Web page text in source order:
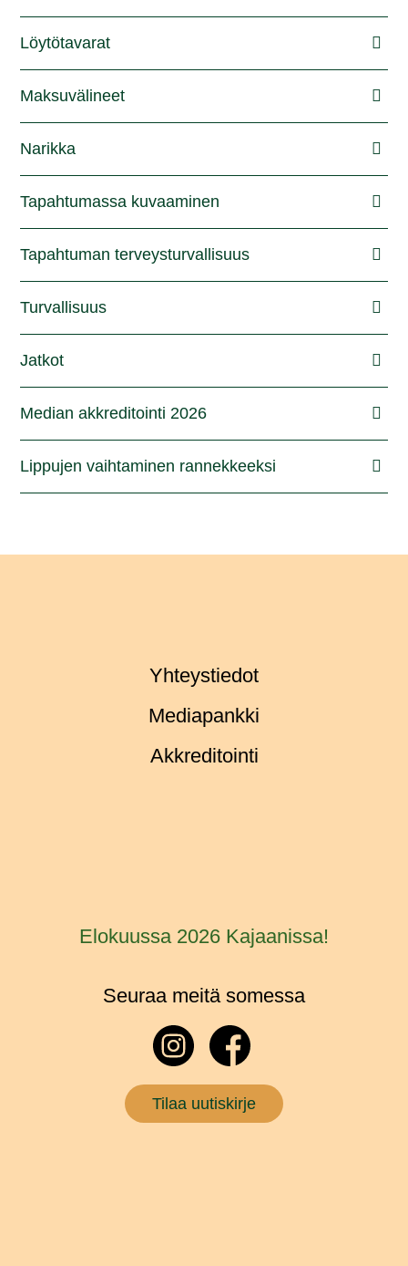
Löytötavarat
Maksuvälineet
Narikka
Tapahtumassa kuvaaminen
Tapahtuman terveysturvallisuus
Turvallisuus
Jatkot
Median akkreditointi 2026
Lippujen vaihtaminen rannekkeeksi
Yhteystiedot
Mediapankki
Akkreditointi
Elokuussa 2026 Kajaanissa!
Seuraa meitä somessa
Tilaa uutiskirje